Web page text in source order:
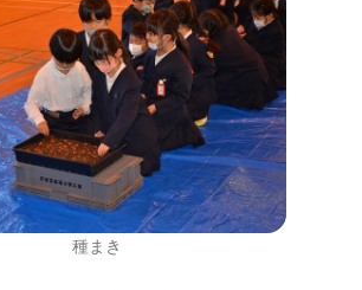
種まき